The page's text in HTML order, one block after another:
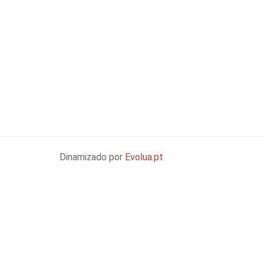
Dinamizado por Evolua.pt